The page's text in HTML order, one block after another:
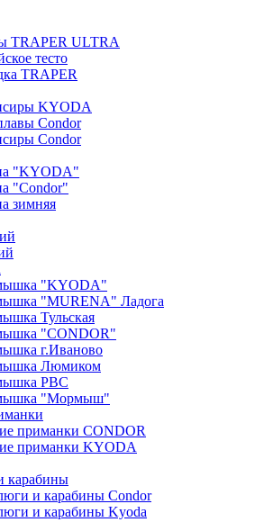
TRAPER ULTRA
тесто
TRAPER
KYODA
Condor
Condor
"KYODA"
"Condor"
зимняя
"KYODA"
"MURENA" Ладога
Тульская
"CONDOR"
г.Иваново
Люмиком
РВС
"Мормыш"
приманки CONDOR
приманки KYODA
карабины
и карабины Condor
и карабины Kyoda